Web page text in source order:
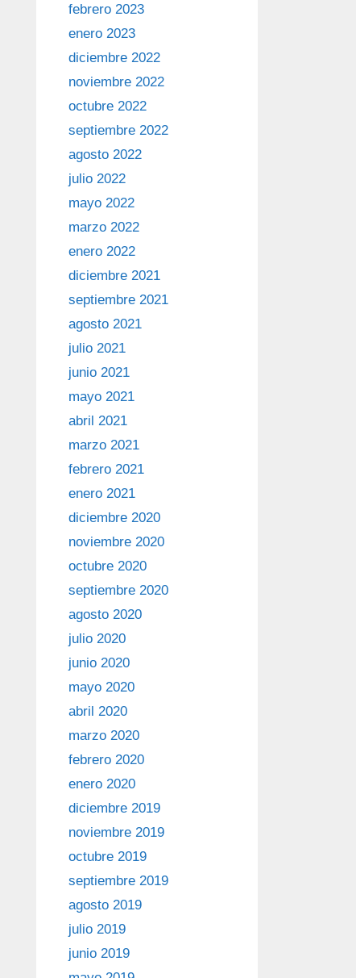
febrero 2023
enero 2023
diciembre 2022
noviembre 2022
octubre 2022
septiembre 2022
agosto 2022
julio 2022
mayo 2022
marzo 2022
enero 2022
diciembre 2021
septiembre 2021
agosto 2021
julio 2021
junio 2021
mayo 2021
abril 2021
marzo 2021
febrero 2021
enero 2021
diciembre 2020
noviembre 2020
octubre 2020
septiembre 2020
agosto 2020
julio 2020
junio 2020
mayo 2020
abril 2020
marzo 2020
febrero 2020
enero 2020
diciembre 2019
noviembre 2019
octubre 2019
septiembre 2019
agosto 2019
julio 2019
junio 2019